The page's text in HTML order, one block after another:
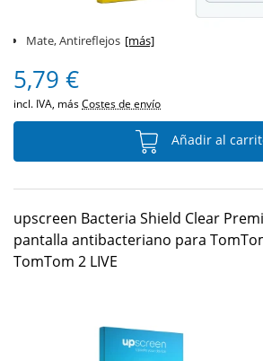
Mate, Antireflejos [más]
5,79 €
incl. IVA, másCostes de envío
Añadir al
upscreen Bacteria Shield Clear
pantalla antibacteriano para
TomTom 2 LIVE